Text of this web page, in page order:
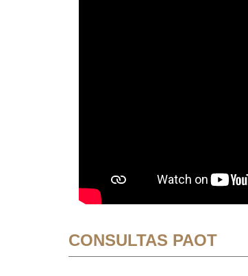
CONSULTAS PAOT